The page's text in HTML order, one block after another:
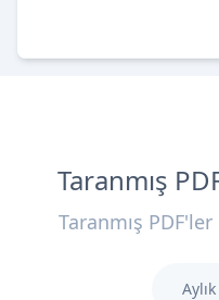
Taranmış
Taranmış
Aylık